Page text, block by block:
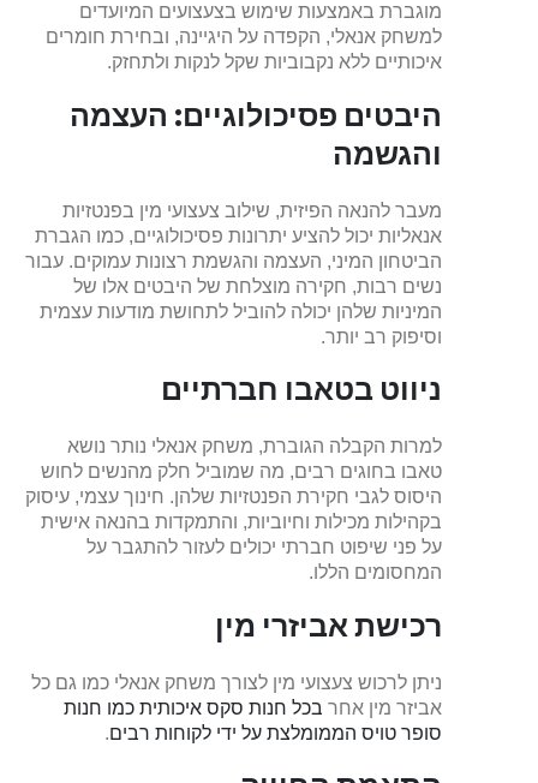
מוגברת באמצעות שימוש בצעצועים המיועדים
למשחק אנאלי, הקפדה על היגיינה, ובחירת חומרים
איכותיים ללא נקבוביות שקל לנקות ולתחזק.
היבטים פסיכולוגיים: העצמה
והגשמה
מעבר להנאה הפיזית, שילוב צעצועי מין בפנטזיות
אנאליות יכול להציע יתרונות פסיכולוגיים, כמו הגברת
הביטחון המיני, העצמה והגשמת רצונות עמוקים. עבור
נשים רבות, חקירה מוצלחת של היבטים אלו של
המיניות שלהן יכולה להוביל לתחושת מודעות עצמית
וסיפוק רב יותר.
ניווט בטאבו חברתיים
למרות הקבלה הגוברת, משחק אנאלי נותר נושא
טאבו בחוגים רבים, מה שמוביל חלק מהנשים לחוש
היסוס לגבי חקירת הפנטזיות שלהן. חינוך עצמי, עיסוק
בקהילות מכילות וחיוביות, והתמקדות בהנאה אישית
על פני שיפוט חברתי יכולים לעזור להתגבר על
המחסומים הללו.
רכישת אביזרי מין
ניתן לרכוש צעצועי מין לצורך משחק אנאלי כמו גם כל
אביזר מין אחר בכל חנות סקס איכותית כמו חנות
סופר טויס הממומלצת על ידי לקוחות רבים.